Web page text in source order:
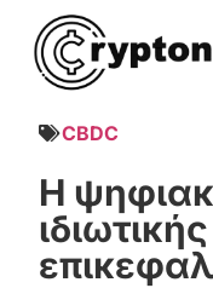
CBDC
Η